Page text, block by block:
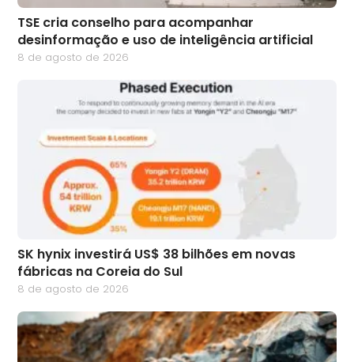
TSE cria conselho para acompanhar
desinformação e uso de inteligência artificial
8 de agosto de 2026
SK hynix investirá US$ 38 bilhões em novas
fábricas na Coreia do Sul
8 de agosto de 2026